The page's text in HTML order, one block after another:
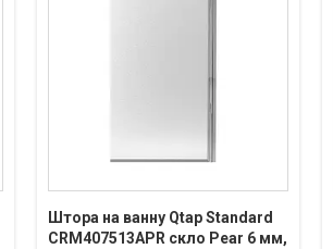
Штора на ванну Qtap Standard
CRM407513APR скло Pear 6 мм,